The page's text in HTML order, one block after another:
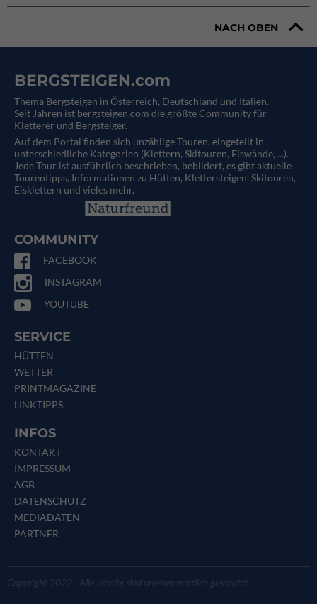
NACH OBEN
BERGSTEIGEN.com
Thema Bergsteigen in Österreich, Deutschland und Italien.
Seit Jahren ist bergsteigen.com die größte Community für
Kletterer und Bergsteiger.
Auf dem Portal finden sich unzählige Touren, eingeteilt in
unterschiedliche Kategorien (Klettern, Skitouren, Eiswände, ...).
Jede Tour ist ausführlich beschrieben, bebildert, es gibt aktuelle
Tourentipps, Informationen zu Hütten, Klettersteigen, Skitouren,
Eisklettern und vieles mehr.
COMMUNITY
FACEBOOK
INSTAGRAM
YOUTUBE
SERVICE
HÜTTEN
WETTER
PRINTMAGAZINE
LINKTIPPS
INFOS
KONTAKT
IMPRESSUM
AGB
DATENSCHUTZ
MEDIADATEN
PARTNER
Copyright 2022 - Alle Inhalte sind urheberrechtlich geschützt